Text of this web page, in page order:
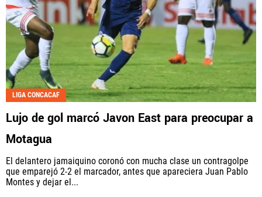
LIGA CONCACAF
Lujo de gol marcó Javon East para preocupar a
Motagua
El delantero jamaiquino coronó con mucha clase un contragolpe
que emparejó 2-2 el marcador, antes que apareciera Juan Pablo
Montes y dejar el...